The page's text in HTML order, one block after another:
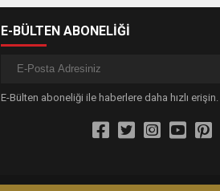
E-BÜLTEN ABONELİĞİ
E-Bülten aboneliği ile haberlere daha hızlı erişin.